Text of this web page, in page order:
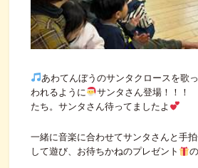
あわてんぼうのサンタクロースを歌
われるように
サンタさん登場！！！
たち。サンタさん待ってましたよ
一緒に音楽に合わせてサンタさんと手
して遊び、お待ちかねのプレゼント